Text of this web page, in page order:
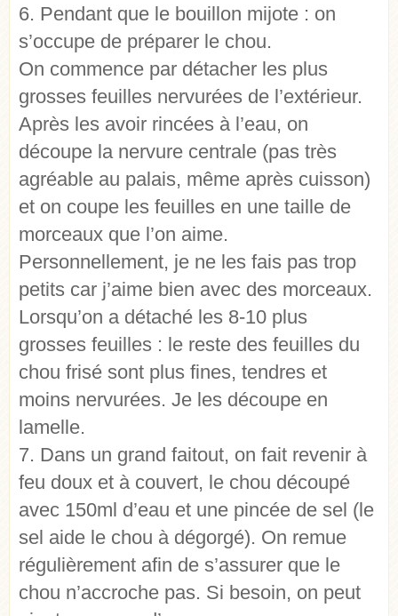
6. Pendant que le bouillon mijote : on
s’occupe de préparer le chou.
On commence par détacher les plus
grosses feuilles nervurées de l’extérieur.
Après les avoir rincées à l’eau, on
découpe la nervure centrale (pas très
agréable au palais, même après cuisson)
et on coupe les feuilles en une taille de
morceaux que l’on aime.
Personnellement, je ne les fais pas trop
petits car j’aime bien avec des morceaux.
Lorsqu’on a détaché les 8-10 plus
grosses feuilles : le reste des feuilles du
chou frisé sont plus fines, tendres et
moins nervurées. Je les découpe en
lamelle.
7. Dans un grand faitout, on fait revenir à
feu doux et à couvert, le chou découpé
avec 150ml d’eau et une pincée de sel (le
sel aide le chou à dégorgé). On remue
régulièrement afin de s’assurer que le
chou n’accroche pas. Si besoin, on peut